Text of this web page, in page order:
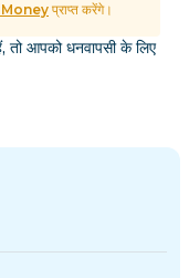
प्राप्त करेंगे।
तो आपको धनवापसी के लिए